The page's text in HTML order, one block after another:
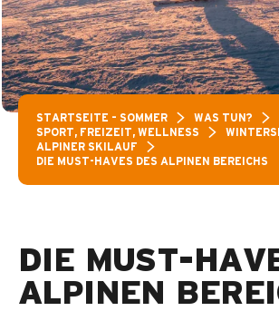
STARTSEITE – SOMMER
WAS TUN?
SPORT, FREIZEIT, WELLNESS
ALPINER SKILAUF
DIE MUST-HAVES DES ALPINEN BEREICHS
DIE MUST-
ALPINEN